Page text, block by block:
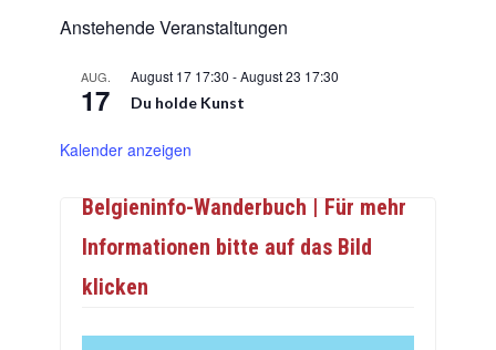
Anstehende Veranstaltungen
AUG.
17
August 17 17:30 -August 23 17:30
Du holde Kunst
Kalender anzeigen
Belgieninfo-Wanderbuch | Für mehr
Informationen bitte auf das Bild
klicken